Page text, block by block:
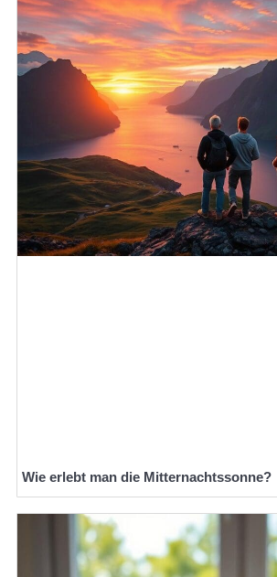
Wie erlebt man die Mitternachtssonne?